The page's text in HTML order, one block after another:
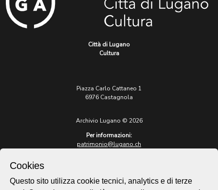
Città di Lugano
Cultura
Piazza Carlo Cattaneo 1
6976 Castagnola
Archivio Lugano © 2026
Per informazioni:
patrimonio@lugano.ch
lugano.ch
Cookies
Questo sito utilizza cookie tecnici, analytics e di terze